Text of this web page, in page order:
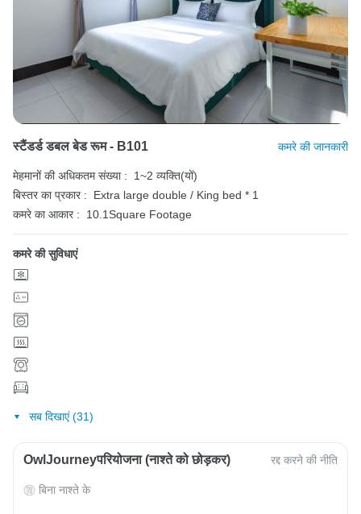
स्टैंडर्ड डबल बेड रूम - B101 कमरे की जानकारी
मेहमानों की अधिकतम संख्या :
1~2 व्यक्ति(यों)
बिस्तर का प्रकार :
Extra large double / King bed * 1
कमरे का आकार :
10.1Square Footage
कमरे की सुविधाएं
सब दिखाएं (31)
OwlJourneyपरियोजना (नाश्ते को छोड़कर) रद्द करने की नीति
बिना नाश्ते के